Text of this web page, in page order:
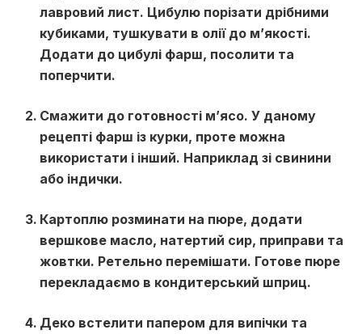
лавровий лист. Цибулю порізати дрібними
кубиками, тушкувати в олії до м’якості.
Додати до цибулі фарш, посолити та
поперчити.
Смажити до готовності м’ясо. У даному
рецепті фарш із курки, проте можна
використати і інший. Наприклад зі свинини
або індички.
Картоплю розминати на пюре, додати
вершкове масло, натертий сир, приправи та
жовтки. Ретельно перемішати. Готове пюре
перекладаємо в кондитерський шприц.
Деко встелити папером для випічки та